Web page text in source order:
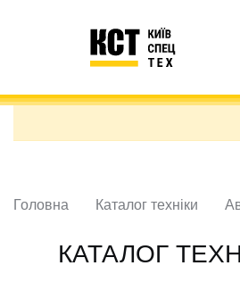
Головна Каталог техніки
КАТАЛОГ